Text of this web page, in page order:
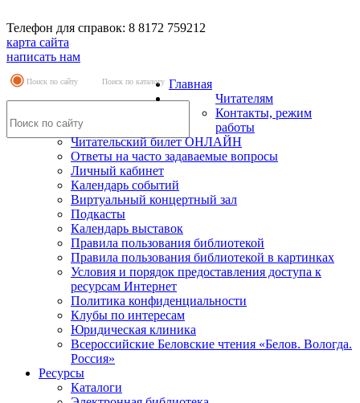
Телефон для справок: 8 8172 759212
карта сайта
написать нам
Поиск по сайту Поиск по каталогу Главная
Читателям
Контакты, режим
работы
Читательский билет ОНЛАЙН
Ответы на часто задаваемые вопросы
Личный кабинет
Календарь событий
Виртуальный концертный зал
Подкасты
Календарь выставок
Правила пользования библиотекой
Правила пользования библиотекой в картинках
Условия и порядок предоставления доступа к
ресурсам Интернет
Политика конфиденциальности
Клубы по интересам
Юридическая клиника
Всероссийские Беловские чтения «Белов. Вологда.
Россия»
Ресурсы
Каталоги